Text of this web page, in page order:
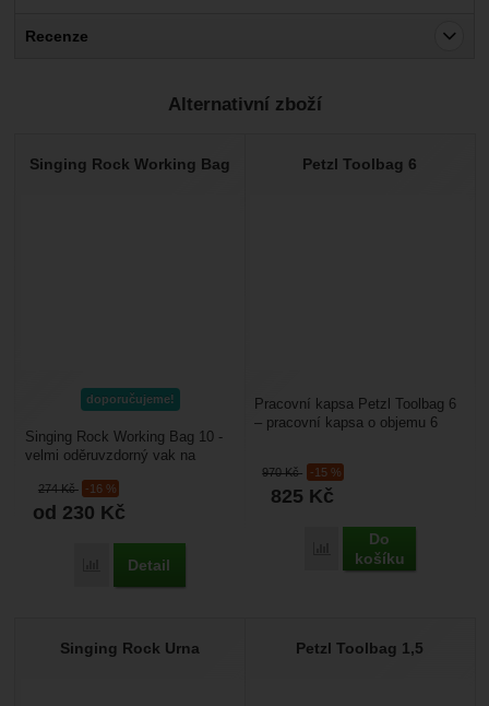
Recenze
Nebyla přidána žádná recenze.
Alternativní zboží
Singing Rock Working Bag
doporučujeme!
274Kč -16 %
od 230 Kč
Porovnat
Detail
Singing Rock Working Bag 10 -
velmi oděruvzdorný vak na
švů, bytelný materiál. vyroben...
Petzl Toolbag 6
970Kč -15 %
825 Kč
Porovnat
Do
košíku
Pracovní kapsa Petzl Toolbag 6
– pracovní kapsa o objemu 6
je kladivo,...
Singing Rock Urna Petzl Toolbag 1,5